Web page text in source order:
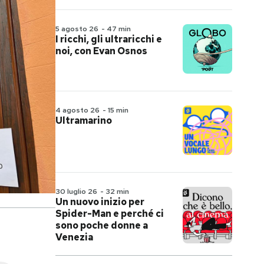
5 agosto 26 - 47 min
I ricchi, gli ultraricchi e
noi, con Evan Osnos
4 agosto 26 -15 min
Ultramarino
30 luglio 26 - 32 min
Un nuovo inizio per
Spider-Man e perché ci
sono poche donne a
Venezia